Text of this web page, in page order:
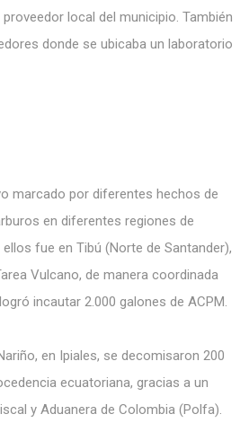
local del municipio. También
donde se ubicaba un laboratorio
marcado por diferentes hechos de
en diferentes regiones de
fue en Tibú (Norte de Santander),
Vulcano, de manera coordinada
incautar 2.000 galones de ACPM.
en Ipiales, se decomisaron 200
ecuatoriana, gracias a un
y Aduanera de Colombia (Polfa).